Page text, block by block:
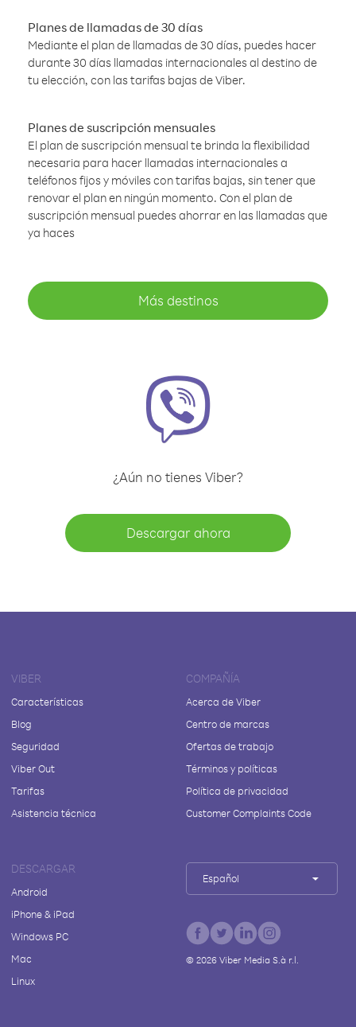
Planes de llamadas de 30 días
Mediante el plan de llamadas de 30 días, puedes hacer
durante 30 días llamadas internacionales al destino de
tu elección, con las tarifas bajas de Viber.
Planes de suscripción mensuales
El plan de suscripción mensual te brinda la flexibilidad
necesaria para hacer llamadas internacionales a
teléfonos fijos y móviles con tarifas bajas, sin tener que
renovar el plan en ningún momento. Con el plan de
suscripción mensual puedes ahorrar en las llamadas que
ya haces
Más destinos
¿Aún no tienes Viber?
Descargar ahora
VIBER
Características
Blog
Seguridad
Viber Out
Tarifas
Asistencia técnica
COMPAÑÍA
Acerca de Viber
Centro de marcas
Ofertas de trabajo
Términos y políticas
Política de privacidad
Customer Complaints Code
DESCARGAR
Android
iPhone & iPad
Windows PC
Mac
Linux
Español
© 2026Viber Media S.à r.l.